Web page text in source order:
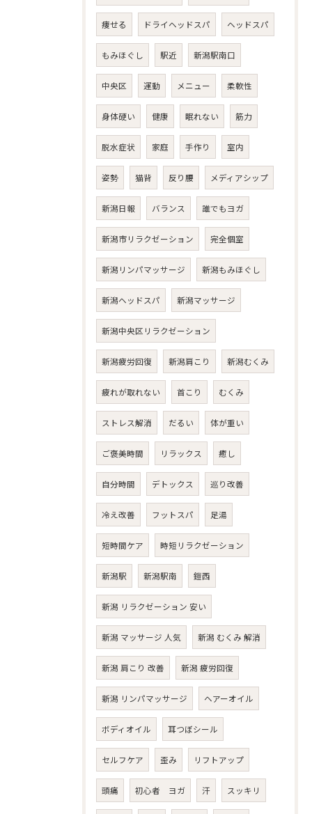
痩せる ドライヘッドスパ ヘッドスパ
もみほぐし 駅近 新潟駅南口
中央区 運動 メニュー 柔軟性
身体硬い 健康 眠れない 筋力
脱水症状 家庭 手作り 室内
姿勢 猫背 反り腰 メディアシップ
新潟日報 バランス 誰でもヨガ
新潟市リラクゼーション 完全個室
新潟リンパマッサージ 新潟もみほぐし
新潟ヘッドスパ 新潟マッサージ
新潟中央区リラクゼーション
新潟疲労回復 新潟肩こり 新潟むくみ
疲れが取れない 首こり むくみ
ストレス解消 だるい 体が重い
ご褒美時間 リラックス 癒し
自分時間 デトックス 巡り改善
冷え改善 フットスパ 足湯
短時間ケア 時短リラクゼーション
新潟駅 新潟駅南 鎧西
新潟 リラクゼーション 安い
新潟 マッサージ 人気 新潟 むくみ 解消
新潟 肩こり 改善 新潟 疲労回復
新潟 リンパマッサージ ヘアーオイル
ボディオイル 耳つぼシール
セルフケア 歪み リフトアップ
頭痛 初心者 ヨガ 汗 スッキリ